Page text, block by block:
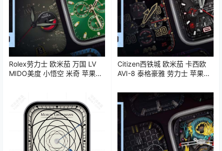
Rolex劳力士 欧米茄 万国 LV
MIDO美度 小悟空 米奇 苹果
Citizen西铁城 欧米茄 卡西欧
AVI-8 泰格豪雅 劳力士 苹果
表盘推荐